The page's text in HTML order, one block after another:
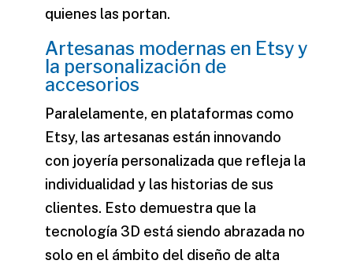
quienes las portan.
Artesanas modernas en Etsy y
la personalización de
accesorios
Paralelamente, en plataformas como
Etsy, las artesanas están innovando
con joyería personalizada que refleja la
individualidad y las historias de sus
clientes. Esto demuestra que la
tecnología 3D está siendo abrazada no
solo en el ámbito del diseño de alta